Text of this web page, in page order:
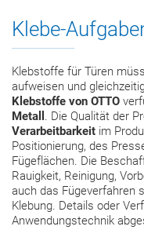
Klebstoffe für Türen
aufweisen und
Klebstoffe von OTTO
Metall . Die Qualität der
Verarbeitbarkeit im
Positionierung, des
Fügeflächen. Die
Rauigkeit, Reinigung,
auch das Fügeverfahren
Klebung. Details oder
Anwendungstechnik